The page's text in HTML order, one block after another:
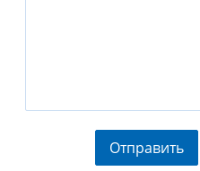
Отправить